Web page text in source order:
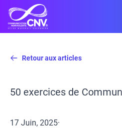
Retour aux articles
50 exercices de
17 Juin, 2025·